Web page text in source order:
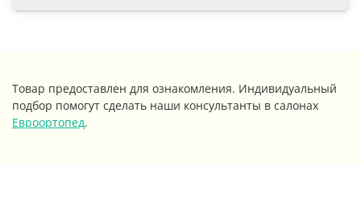
Товар предоставлен для ознакомления. Индивидуальный
подбор помогут сделать наши консультанты в салонах
Евроортопед.